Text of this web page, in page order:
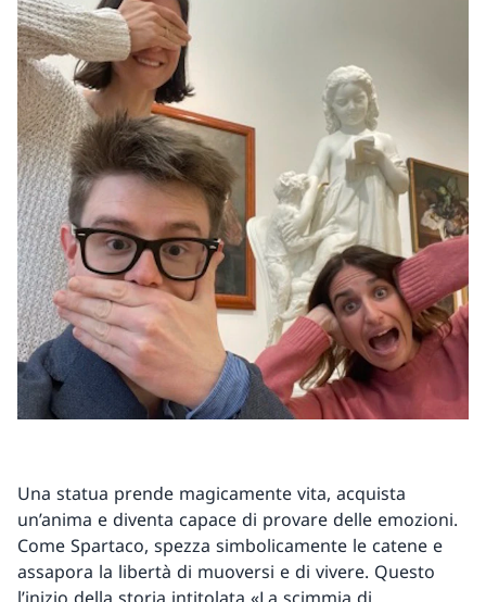
Una statua prende magicamente vita, acquista
un’anima e diventa capace di provare delle emozioni.
Come Spartaco, spezza simbolicamente le catene e
assapora la libertà di muoversi e di vivere. Questo